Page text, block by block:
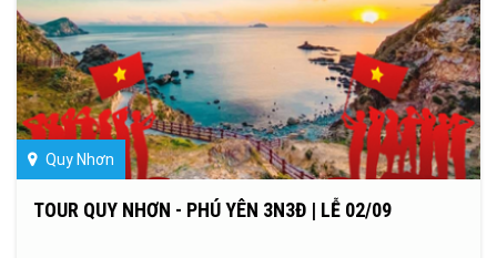
Quy Nhơn
TOUR QUY NHƠN - PHÚ YÊN 3N3Đ | LỄ 02/09